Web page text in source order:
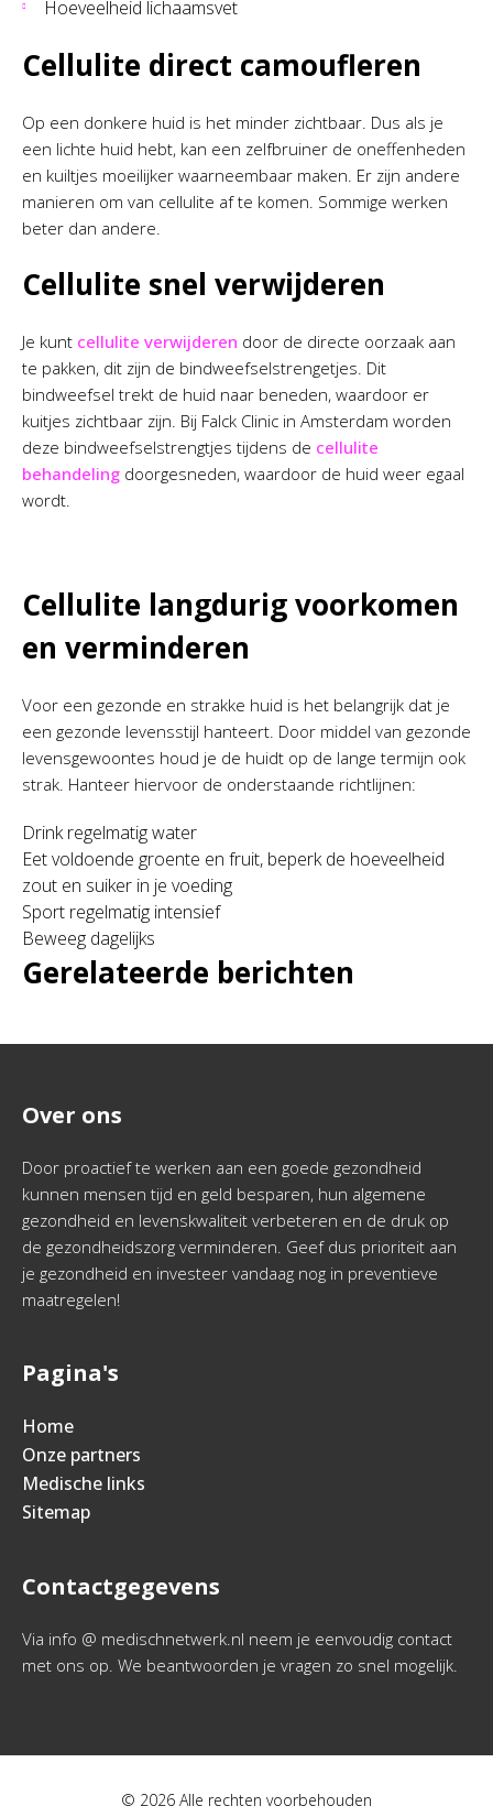
Hoeveelheid lichaamsvet
Cellulite direct camoufleren
Op een donkere huid is het minder zichtbaar. Dus als je
een lichte huid hebt, kan een zelfbruiner de oneffenheden
en kuiltjes moeilijker waarneembaar maken. Er zijn andere
manieren om van cellulite af te komen. Sommige werken
beter dan andere.
Cellulite snel verwijderen
Je kunt cellulite verwijderen door de directe oorzaak aan
te pakken, dit zijn de bindweefselstrengetjes. Dit
bindweefsel trekt de huid naar beneden, waardoor er
kuitjes zichtbaar zijn. Bij Falck Clinic in Amsterdam worden
deze bindweefselstrengtjes tijdens de cellulite
behandeling doorgesneden, waardoor de huid weer egaal
wordt.
Cellulite langdurig voorkomen
en verminderen
Voor een gezonde en strakke huid is het belangrijk dat je
een gezonde levensstijl hanteert. Door middel van gezonde
levensgewoontes houd je de huidt op de lange termijn ook
strak. Hanteer hiervoor de onderstaande richtlijnen:
Drink regelmatig water
Eet voldoende groente en fruit, beperk de hoeveelheid
zout en suiker in je voeding
Sport regelmatig intensief
Beweeg dagelijks
Gerelateerde berichten
Over ons
Door proactief te werken aan een goede gezondheid
kunnen mensen tijd en geld besparen, hun algemene
gezondheid en levenskwaliteit verbeteren en de druk op
de gezondheidszorg verminderen. Geef dus prioriteit aan
je gezondheid en investeer vandaag nog in preventieve
maatregelen!
Pagina's
Home
Onze partners
Medische links
Sitemap
Contactgegevens
Via info @ medischnetwerk.nl neem je eenvoudig contact
met ons op. We beantwoorden je vragen zo snel mogelijk.
© 2026 Alle rechten voorbehouden